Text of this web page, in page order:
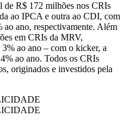
de R$ 172 milhões nos CRIs
ao IPCA e outra ao CDI, com
ao ano, respectivamente. Além
em CRIs da MRV,
ao ano – com o kicker, a
ao ano. Todos os CRIs
originados e investidos pela